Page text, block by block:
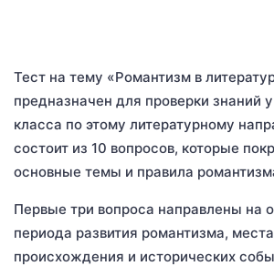
Тест на тему «Романтизм в
предназначен для проверки знаний
класса по этому литературному
состоит из 10 вопросов, которые
основные темы и правила
Первые три вопроса направлены на
периода развития романтизма,
происхождения и исторических